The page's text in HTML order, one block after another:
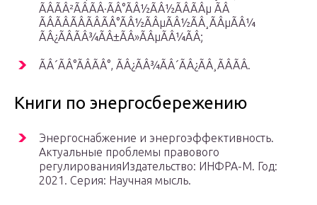
ÃÂÃÂ²ÃÂÃÂ·ÃÂ°ÃÂ½ÃÂ½ÃÂÃÂµ ÃÂ
ÃÂÃÂÃÂÃÂÃÂ°ÃÂ½ÃÂµÃÂ½ÃÂ¸ÃÂµÃÂ¼
ÃÂ¿ÃÂÃÂ¾ÃÂ±ÃÂ»ÃÂµÃÂ¼ÃÂ;
ÃÂ´ÃÂ°ÃÂÃÂ°, ÃÂ¿ÃÂ¾ÃÂ´ÃÂ¿ÃÂ¸ÃÂÃÂ.
Книги по энергосбережению
Энергоснабжение и энергоэффективность.
Актуальные проблемы правового
регулированияИздательство: ИНФРА-М. Год:
2021. Серия: Научная мысль.